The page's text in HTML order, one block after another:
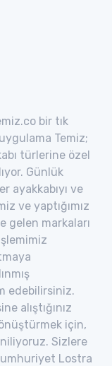
bir tık
Temiz;
türlerine özel
Günlük
ayakkabıyı ve
ve yaptığımız
gelen markaları
edebilirsiniz.
alıştığınız
için,
Sizlere
Lostra